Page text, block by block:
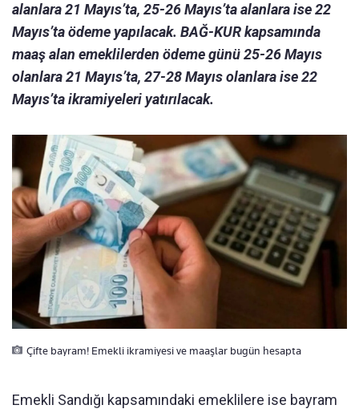
alanlara 21 Mayıs’ta, 25-26 Mayıs’ta alanlara ise 22
Mayıs’ta ödeme yapılacak. BAĞ-KUR kapsamında
maaş alan emeklilerden ödeme günü 25-26 Mayıs
olanlara 21 Mayıs’ta, 27-28 Mayıs olanlara ise 22
Mayıs’ta ikramiyeleri yatırılacak.
Çifte bayram! Emekli ikramiyesi ve maaşlar bugün hesapta
Emekli Sandığı kapsamındaki emeklilere ise bayram